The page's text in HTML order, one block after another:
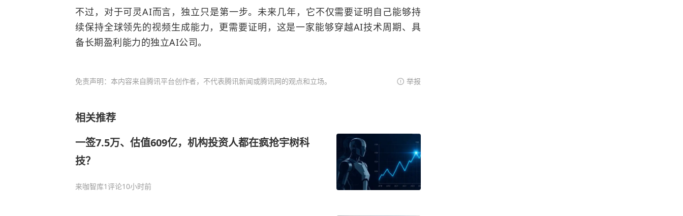
不过，对于可灵AI而言，独立只是第一步。未来几年，它不仅需要证明自己能够持
续保持全球领先的视频生成能力，更需要证明，这是一家能够穿越AI技术周期、具
备长期盈利能力的独立AI公司。
免责声明：本内容来自腾讯平台创作者，不代表腾讯新闻或腾讯网的观点和立场。 举报
相关推荐
一签7.5万、估值609亿，机构投资人都在疯抢宇树科
技？
来咖智库1评论10小时前